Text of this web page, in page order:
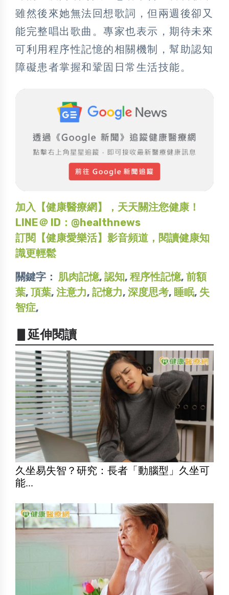
雖然後來她無法回想歌詞，但兩週後卻又
能完整唱出歌曲。專家也表示，期待未來
可利用程序性記憶的相關機制，幫助認知
障礙患者掌握和鞏固日常生活技能。
加入【健康醫療網】，天天關注您健康！
LINE＠ ID：@healthnews
訂閱【健康愛樂活】影音頻道，閱讀健康知
識更輕鬆
關鍵字： 肌肉記憶, 認知, 程序性記憶, 前額
葉, 頂葉, 注意力, 記憶力, 深度思考, 睡眠, 失
智症,
▋延伸閱讀
久坐易失智？研究：長者「動腦型」久坐可
能...